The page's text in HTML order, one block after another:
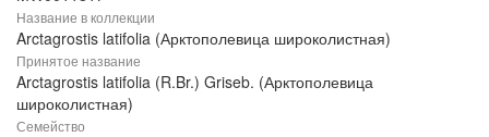
Название в коллекции
Arctagrostis latifolia (Арктополевица широколистная)
Принятое название
Arctagrostis latifolia (R.Br.) Griseb. (Арктополевица
широколистная)
Семейство